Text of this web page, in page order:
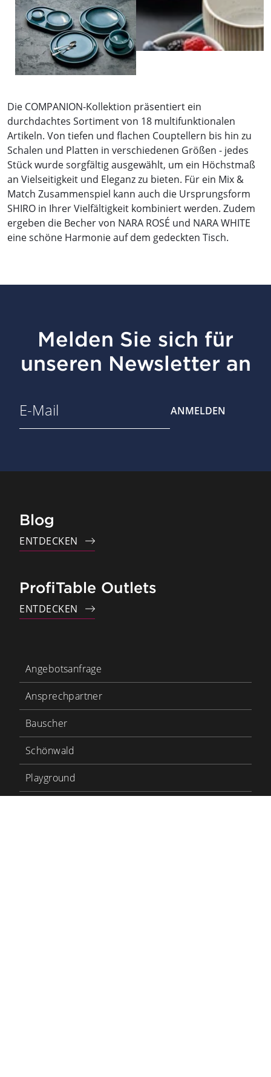
Die COMPANION-Kollektion präsentiert ein
durchdachtes Sortiment von 18 multifunktionalen
Artikeln. Von tiefen und flachen Couptellern bis hin zu
Schalen und Platten in verschiedenen Größen - jedes
Stück wurde sorgfältig ausgewählt, um ein Höchstmaß
an Vielseitigkeit und Eleganz zu bieten. Für ein Mix &
Match Zusammenspiel kann auch die Ursprungsform
SHIRO in Ihrer Vielfältigkeit kombiniert werden. Zudem
ergeben die Becher von NARA ROSÉ und NARA WHITE
eine schöne Harmonie auf dem gedeckten Tisch.
Melden Sie sich für
unseren Newsletter an
ANMELDEN
Blog
ENTDECKEN
ProfiTable Outlets
ENTDECKEN
Angebotsanfrage
Ansprechpartner
Bauscher
Schönwald
Playground